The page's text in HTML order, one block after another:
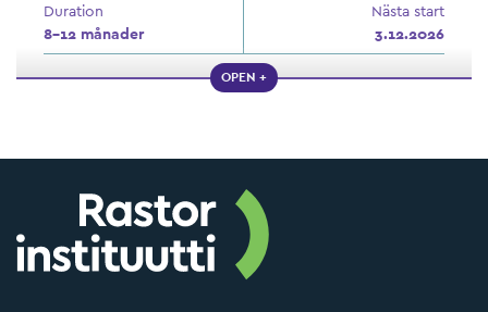
Duration
8–12 månader
Nästa start
3.12.2026
OPEN +